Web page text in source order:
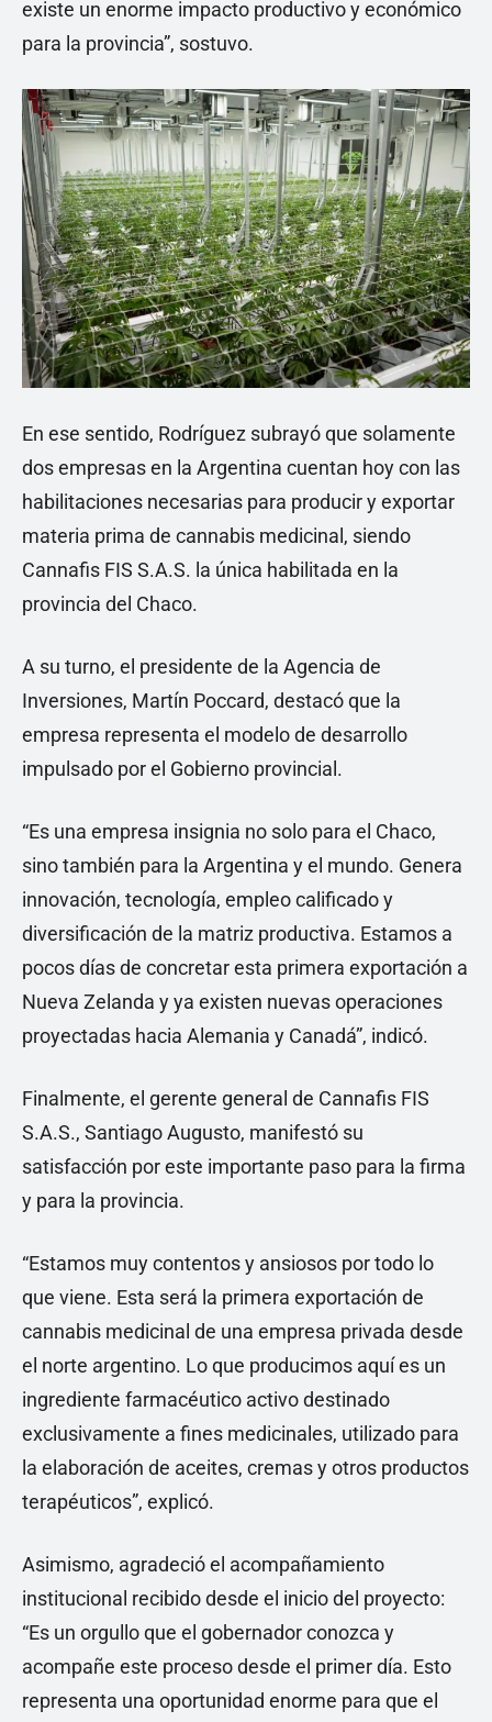
existe un enorme impacto productivo y económico
para la provincia”, sostuvo.
En ese sentido, Rodríguez subrayó que solamente
dos empresas en la Argentina cuentan hoy con las
habilitaciones necesarias para producir y exportar
materia prima de cannabis medicinal, siendo
Cannafis FIS S.A.S. la única habilitada en la
provincia del Chaco.
A su turno, el presidente de la Agencia de
Inversiones, Martín Poccard, destacó que la
empresa representa el modelo de desarrollo
impulsado por el Gobierno provincial.
“Es una empresa insignia no solo para el Chaco,
sino también para la Argentina y el mundo. Genera
innovación, tecnología, empleo calificado y
diversificación de la matriz productiva. Estamos a
pocos días de concretar esta primera exportación a
Nueva Zelanda y ya existen nuevas operaciones
proyectadas hacia Alemania y Canadá”, indicó.
Finalmente, el gerente general de Cannafis FIS
S.A.S., Santiago Augusto, manifestó su
satisfacción por este importante paso para la firma
y para la provincia.
“Estamos muy contentos y ansiosos por todo lo
que viene. Esta será la primera exportación de
cannabis medicinal de una empresa privada desde
el norte argentino. Lo que producimos aquí es un
ingrediente farmacéutico activo destinado
exclusivamente a fines medicinales, utilizado para
la elaboración de aceites, cremas y otros productos
terapéuticos”, explicó.
Asimismo, agradeció el acompañamiento
institucional recibido desde el inicio del proyecto:
“Es un orgullo que el gobernador conozca y
acompañe este proceso desde el primer día. Esto
representa una oportunidad enorme para que el